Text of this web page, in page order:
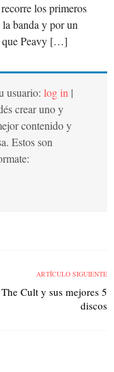
los primeros
la banda y por un
que Peavy […]
usuario: log in |
crear uno y
contenido y
Estos son
ARTÍCULO SIGUIENTE
Cult y sus mejores 5
discos